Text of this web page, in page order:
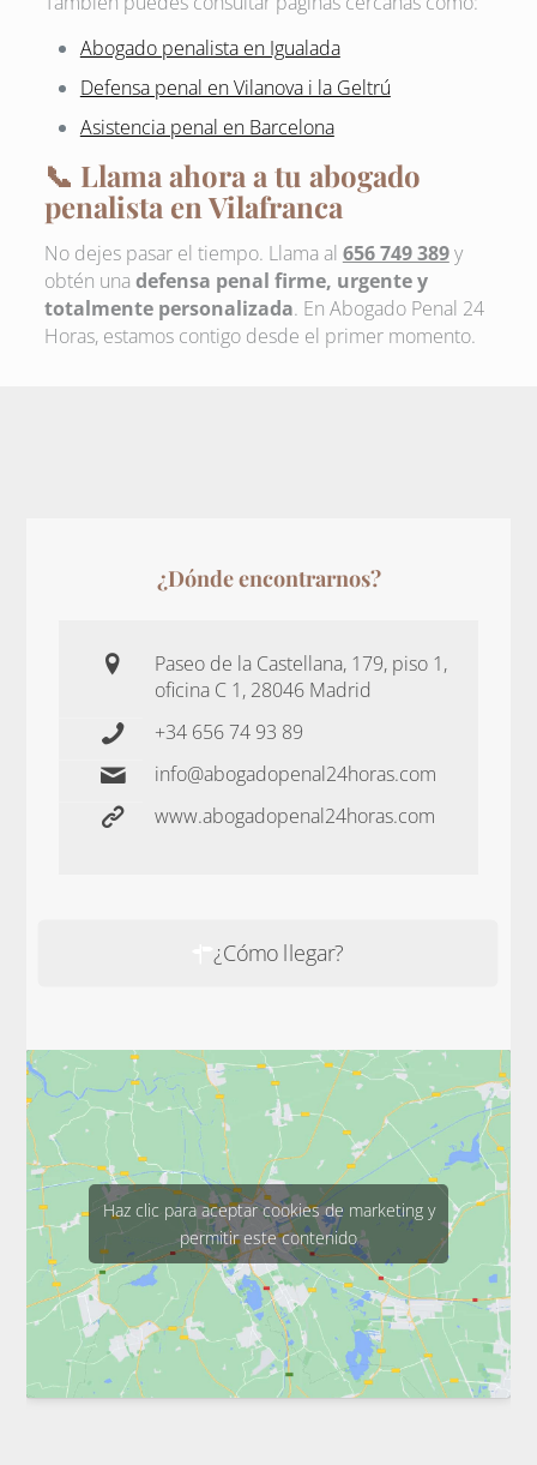
Abogado penalista en Igualada
Defensa penal en Vilanova i la Geltrú
Asistencia penal en Barcelona
📞 Llama ahora a tu abogado
penalista en Vilafranca
No dejes pasar el tiempo. Llama al 656 749 389y
obtén una defensa penal firme, urgente y
totalmente personalizada. En Abogado Penal 24
Horas, estamos contigo desde el primer momento.
Haz clic para aceptar cookies de marketing y
permitir este contenido
¿Dónde encontrarnos?
Paseo de la Castellana, 179, piso 1,
oficina C 1, 28046 Madrid
+34 656 74 93 89
info@abogadopenal24horas.com
www.abogadopenal24horas.com
¿Cómo llegar?